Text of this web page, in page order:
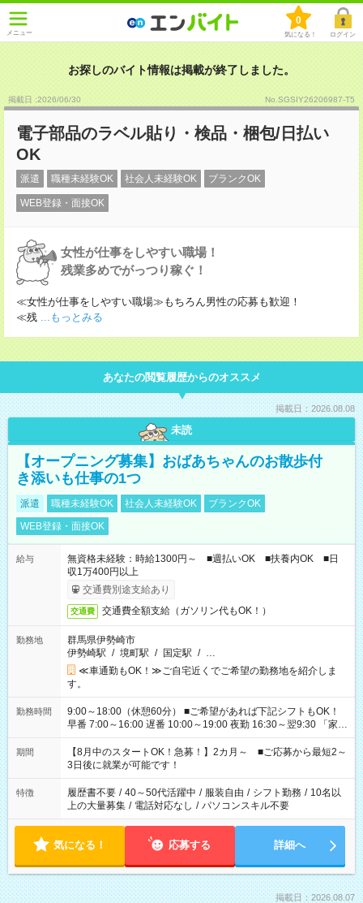
メニュー
0
気になる！ ログイン
お探しのバイト情報は掲載が終了しました。
掲載日 :2026/06/30 No.SGSIY26206987-T5
電子部品のラベル貼り・検品・梱包/日払い
OK
派遣 職種未経験OK 社会人未経験OK ブランクOK
WEB登録・面接OK
女性が仕事をしやすい職場！
残業多めでがっつり稼ぐ！
≪女性が仕事をしやすい職場≫もちろん男性の応募も歓迎！
≪残 ...もっとみる
あなたの閲覧履歴からのオススメ
掲載日：2026.08.08
未読
【オープニング募集】おばあちゃんのお散歩付
き添いも仕事の1つ
派遣 職種未経験OK 社会人未経験OK
ブランクOK
WEB登録・面接OK
給与
無資格未経験：時給1300円～ ■週払いOK ■扶養内OK ■日
収1万400円以上
交通費別途支給あり
交通費 交通費全額支給（ガソリン代もOK！）
勤務地
群馬県伊勢崎市
伊勢崎駅 / 境町駅 / 国定駅 / …
≪車通勤もOK！≫ご自宅近くでご希望の勤務地を紹介しま
す。
勤務時間
9:00～18:00（休憩60分） ■ご希望があれば下記シフトもOK！
早番 7:00～16:00 遅番 10:00～19:00 夜勤 16:30～翌9:30 「家族
と休みを合わせたい」 「余裕を持って夕飯の準備がしたい」
「できれば残業はしたくない」 など、ご希望を教えてください
ね。 ※Wワーク希望の方へ 今ご覧のお仕事で希望する勤務時間
と、もう1つのお仕事の勤務時間。 合計で週40時間を超える場
合は応募できません。
期間
【8月中のスタートOK！急募！】2カ月～ ■ご応募から最短2～
3日後に就業が可能です！
特徴 履歴書不要 / 40～50代活躍中 / 服装自由 / シフト勤務 / 10名以
上の大量募集 / 電話対応なし / パソコンスキル不要
気になる！ 応募する 詳細へ
掲載日：2026.08.07